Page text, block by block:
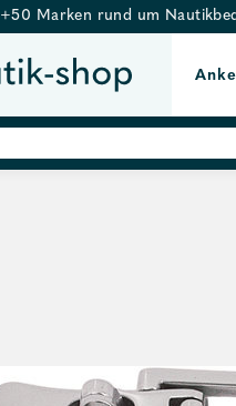
+50 Marken rund um